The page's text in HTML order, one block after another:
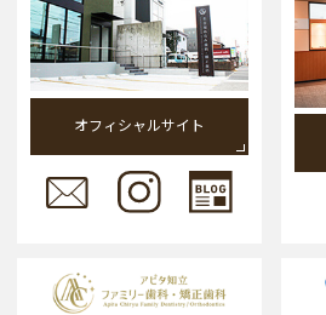
オフィシャルサイト